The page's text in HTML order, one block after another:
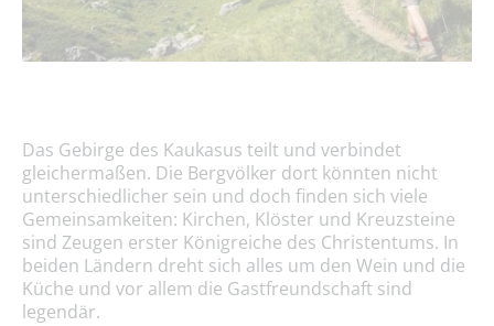
Das Gebirge des Kaukasus teilt und verbindet
gleichermaßen. Die Bergvölker dort könnten nicht
unterschiedlicher sein und doch finden sich viele
Gemeinsamkeiten: Kirchen, Klöster und Kreuzsteine
sind Zeugen erster Königreiche des Christentums. In
beiden Ländern dreht sich alles um den Wein und die
Küche und vor allem die Gastfreundschaft sind
legendär.